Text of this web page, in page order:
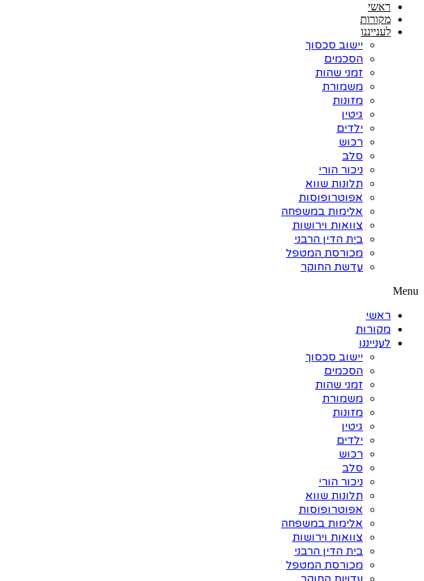
ראשי
מקורות
לענייננו
יישוב סכסוך
הסכמים
זמני שהות
משמורת
מזונות
גיטין
ילדים
רכוש
סלב
ניכור הורי
תלונות שווא
אפוטרופוסות
אלימות במשפחה
צוואות וירושות
בית הדין הרבני
מכורסת המטפל
עדשת החוקר
Menu
ראשי
מקורות
לענייננו
יישוב סכסוך
הסכמים
זמני שהות
משמורת
מזונות
גיטין
ילדים
רכוש
סלב
ניכור הורי
תלונות שווא
אפוטרופוסות
אלימות במשפחה
צוואות וירושות
בית הדין הרבני
מכורסת המטפל